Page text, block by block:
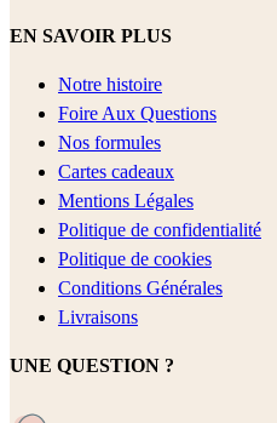
EN SAVOIR PLUS
Notre histoire
Foire Aux Questions
Nos formules
Cartes cadeaux
Mentions Légales
Politique de confidentialité
Politique de cookies
Conditions Générales
Livraisons
UNE QUESTION ?